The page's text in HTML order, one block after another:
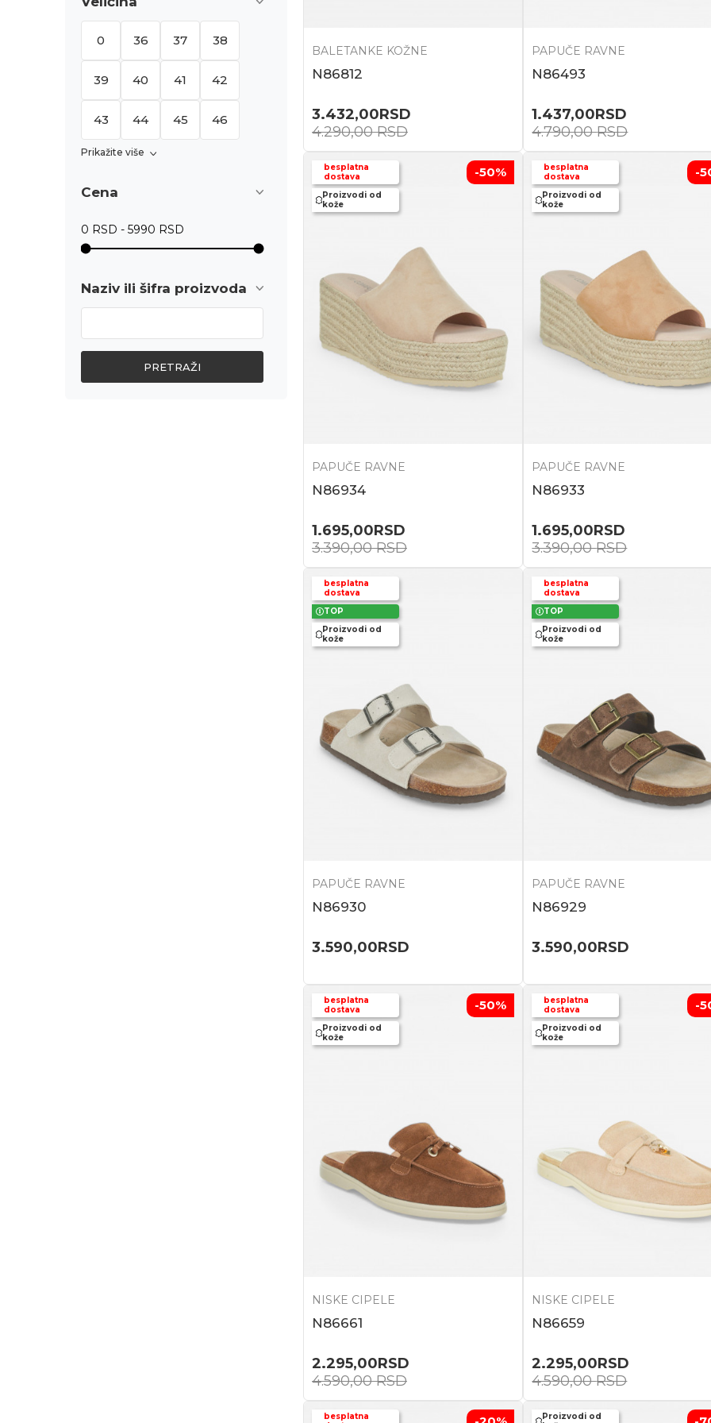
0 36 37 38
39 40 41 42
43 44 45 46
Prikažite više
Cena
Naziv ili šifra proizvoda
PRETRAŽI
BALETANKE KOŽNE
N86812
3.432,00RSD
4.290,00RSD
PAPUČE RAVNE
N86493
1.437,00RSD
4.790,00RSD
besplatna
dostava
Proizvodi od
kože
-50%
PAPUČE RAVNE
N86934
1.695,00RSD
3.390,00RSD
besplatna
dostava
Proizvodi od
kože
-
PAPUČE RAVNE
N86933
1.695,00RSD
3.390,00RSD
besplatna
dostava
TOP
Proizvodi od
kože
PAPUČE RAVNE
N86930
3.590,00RSD
besplatna
dostava
TOP
Proizvodi od
kože
PAPUČE RAVNE
N86929
3.590,00RSD
besplatna
dostava
Proizvodi od
kože
-50%
NISKE CIPELE
N86661
2.295,00RSD
4.590,00RSD
besplatna
dostava
Proizvodi od
kože
-
NISKE CIPELE
N86659
2.295,00RSD
4.590,00RSD
besplatna
Proizvodi od